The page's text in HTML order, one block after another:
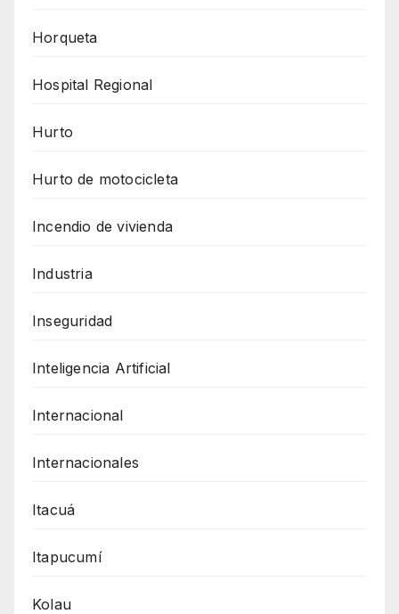
Horqueta
Hospital Regional
Hurto
Hurto de motocicleta
Incendio de vivienda
Industria
Inseguridad
Inteligencia Artificial
Internacional
Internacionales
Itacuá
Itapucumí
Kolau